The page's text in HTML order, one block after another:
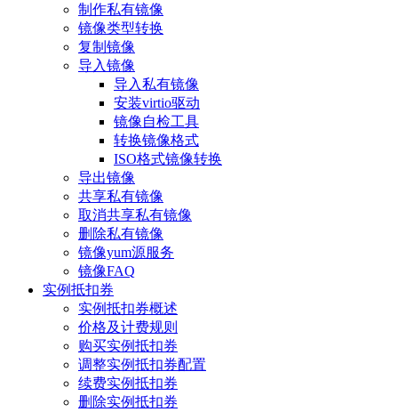
制作私有镜像
镜像类型转换
复制镜像
导入镜像
导入私有镜像
安装virtio驱动
镜像自检工具
转换镜像格式
ISO格式镜像转换
导出镜像
共享私有镜像
取消共享私有镜像
删除私有镜像
镜像yum源服务
镜像FAQ
实例抵扣券
实例抵扣券概述
价格及计费规则
购买实例抵扣券
调整实例抵扣券配置
续费实例抵扣券
删除实例抵扣券